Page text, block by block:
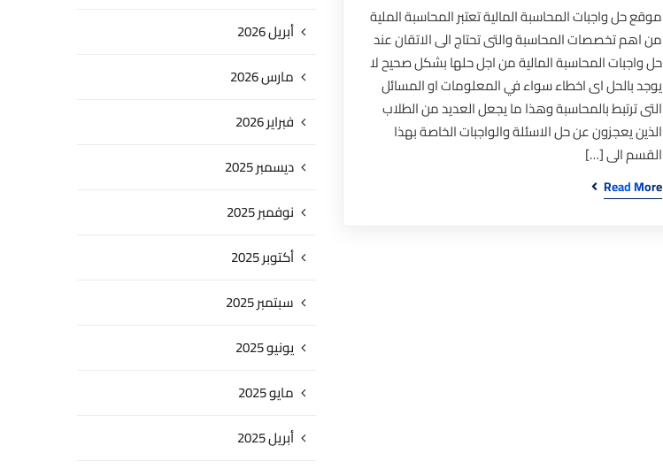
موقع حل واجبات المحاسبة المالية تعتبر المحاسبة الملية
من اهم تخصصات المحاسبة والتى تحتاج الى الاتقان عند
حل واجبات المحاسبة المالية من اجل حلها بشكل صحيح لا
يوجد بالحل اى اخطاء سواء في المعلومات او المسائل
التى ترتبط بالمحاسبة وهذا ما يجعل العديد من الطلاب
الذين يعجزون عن حل الاسئلة والواجبات الخاصة بهذا
القسم الى […]
Read More
أبريل 2026
مارس 2026
فبراير 2026
ديسمبر 2025
نوفمبر 2025
أكتوبر 2025
سبتمبر 2025
يونيو 2025
مايو 2025
أبريل 2025